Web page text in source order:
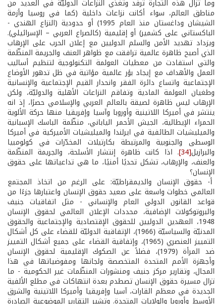
وما تزال هذه التجارة ترفد وتغذي النزاعات الدوليّة في العديد من
مناطق العالم، سواء أكانت نزاعات داخلية (كما في روسيا وأزمة
الشيشان وداغستان منذ العام 1995) أو حدودية (النزاع الهندي -
الباكستاني على كشمير) أو إقليمية (كالصراع العربي – الإسرائيلي).
ويزداد تهديد الأمن والسلم الدوليين مع إعلان الحرب على الإرهاب
الذي أصبح ظاهرة عالمية ترافقت مع ظواهر العنف والجريمة المنظّمة
والتي استفادت من معطيات العولمة التكنولوجية لتنظيم أساليب
العمل والأهداف مع إيجاد بؤر عالمية مؤاتية في ظل تدهور الأوضاع
الإجتماعية واتساع دائرة الفقر وانحدار القيم الإجتماعية والإنسانية
وطغيان العولمة المادية وتفاقم النزاعات الأهلية والدوليّة، ولكن
الإرهاب ليس ظاهرة لصيقة بالعالم العربي والإسلامي حصرًا، إذ انه
ينتشر في أميركا اللاتينية وأوروبا وآسيا وإفريقيا منها حركة الألوية
الحمراء الإيطالية، الجيش الأحمر الياباني، منظّمة الباسك الإسبانية
والميليشيات الطائفية في ايرلندا والميليشيات الأميركية في أميركا
الوسطى والجنوبية والمرتبطة بكارتيلات المخدّرات في كولومبيا
والبرازيل[34] . اذا كانت ظاهرة إنتشار الأسلحة، والجريمة المنظّمة
والعنف، والإرهاب، تشكل تحديًا أمنيًا، ما هي تداعياتها على حقوق
الإنسان؟
أ- حقوق الإنسان والديمقراطيّة: على الرغم من اتخاذ المجتمع
العالمي خطوات واسعة على صعيد حقوق الإنسان واعتبارها جزءًا من
قواعد القانون الدولي العام والإنساني - مثل اتفاقيات جنيف
والبروتوكولات الإضافية، محددات الإعلان العالمي لحقوق الإنسان
1948، العهدين الدوليين للحقوق الإقتصادية والإجتماعية والحقوق
المدنيّة والسياسيّة (1966)، الإتفاقية الدوليّة للقضاء على كل أشكال
التمييز العنصري (1965)، وإتفاقية القضاء على جميع أشكال التمييز
ضد المرأة (1979)، فضلاً عن الصكوك الإقليمية لحقوق الإنسان
وأجهزة الأمم المتحدة المتخصصة ولجانها ومفوضياتها في هذا
المجال، وتقارير مركز جنيف ومنشورات المنظّمات غير الحكومية - ما
تزال مسيرة حقوق الإنسان تصطدم بعدة انتهاكات في مطلع الألفية
الجديدة في معظم القارات، آسيا وإفريقيا وأميركا اللاتينية والشرق
الأوسط وأوروبا والولايات المتحدة. وتشير التقارير الموضوعية الصادرة